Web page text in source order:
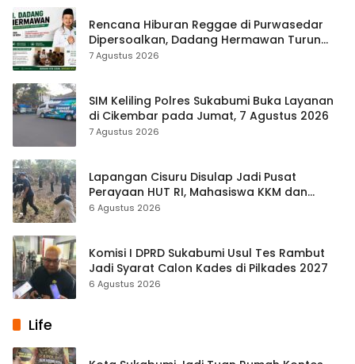
Rencana Hiburan Reggae di Purwasedar
Dipersoalkan, Dadang Hermawan Turun
Memfasilitasi Musyawarah
7 Agustus 2026
SIM Keliling Polres Sukabumi Buka Layanan
di Cikembar pada Jumat, 7 Agustus 2026
7 Agustus 2026
Lapangan Cisuru Disulap Jadi Pusat
Perayaan HUT RI, Mahasiswa KKM dan
Warga Satukan Tenaga
6 Agustus 2026
Komisi I DPRD Sukabumi Usul Tes Rambut
Jadi Syarat Calon Kades di Pilkades 2027
6 Agustus 2026
Life